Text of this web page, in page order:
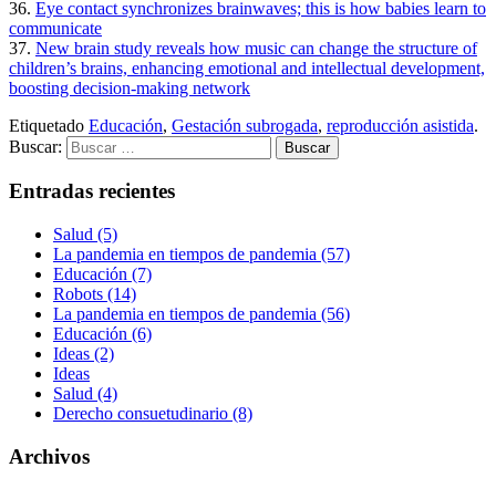
36. Eye contact synchronizes brainwaves; this is how babies learn to
communicate
37. New brain study reveals how music can change the structure of
children’s brains, enhancing emotional and intellectual development,
boosting decision-making network
Etiquetado Educación, Gestación subrogada, reproducción asistida.
Buscar:
Entradas recientes
Salud (5)
La pandemia en tiempos de pandemia (57)
Educación (7)
Robots (14)
La pandemia en tiempos de pandemia (56)
Educación (6)
Ideas (2)
Ideas
Salud (4)
Derecho consuetudinario (8)
Archivos